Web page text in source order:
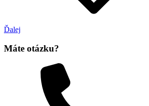
Ďalej
Máte otázku?